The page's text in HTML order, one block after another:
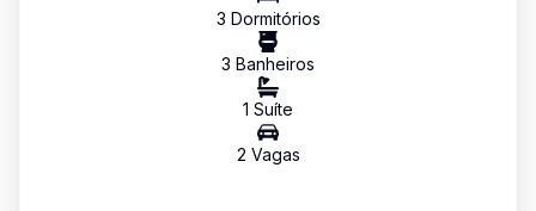
3 Dormitórios
3 Banheiros
1 Suíte
2 Vagas